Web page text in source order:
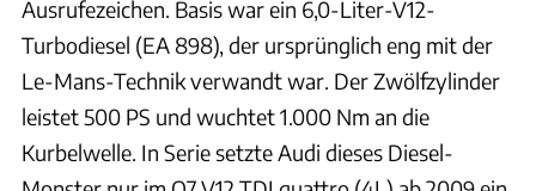
Ausrufezeichen. Basis war ein 6,0-Liter-V12-
Turbodiesel (EA 898), der ursprünglich eng mit der
Le-Mans-Technik verwandt war. Der Zwölfzylinder
leistet 500 PS und wuchtet 1.000 Nm an die
Kurbelwelle. In Serie setzte Audi dieses Diesel-